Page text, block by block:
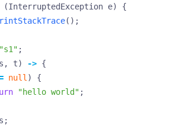
(InterruptedException e)
{
();
"s1" ;
s , t) -> {
null )
{
"hello world" ;
s ;